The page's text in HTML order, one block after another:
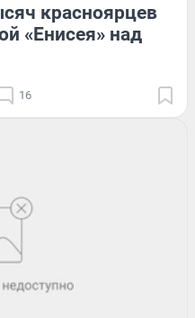
красноярцев
«Енисея» над
16